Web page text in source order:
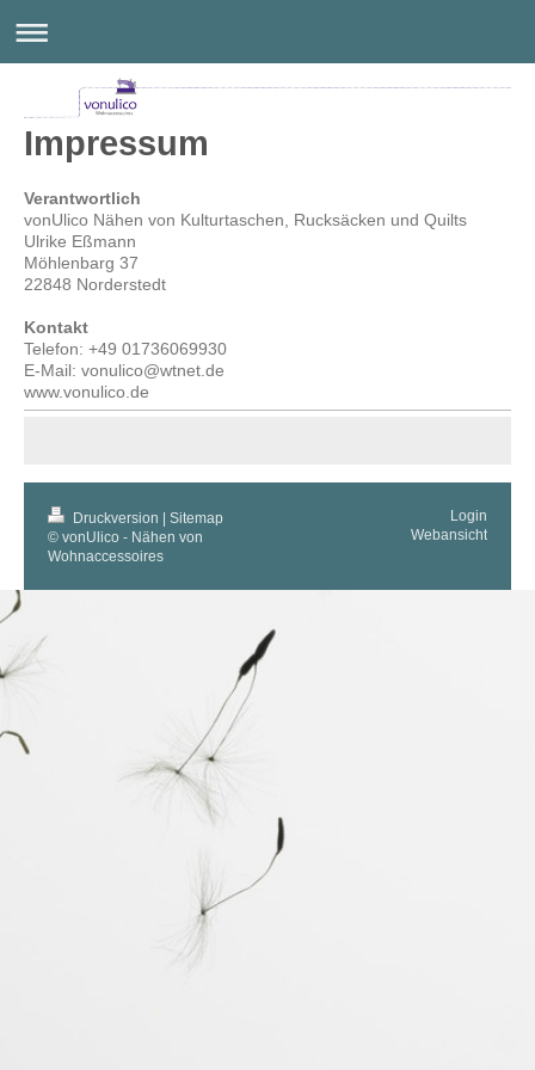
Impressum
Verantwortlich
vonUlico Nähen von Kulturtaschen, Rucksäcken und Quilts
Ulrike Eßmann
Möhlenbarg 37
22848 Norderstedt
Kontakt
Telefon: +49 01736069930
E-Mail: vonulico@wtnet.de
www.vonulico.de
Druckversion | Sitemap
© vonUlico - Nähen von
Wohnaccessoires
Login
Webansicht